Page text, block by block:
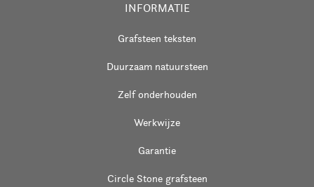
INFORMATIE
Grafsteen teksten
Duurzaam natuursteen
Zelf onderhouden
Werkwijze
Garantie
Circle Stone grafsteen